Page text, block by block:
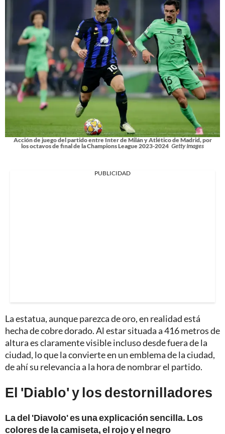
Acción de juego del partido entre Inter de Milán y Atlético de Madrid, por
los octavos de final de la Champions League 2023-2024 Getty Images
PUBLICIDAD
La estatua, aunque parezca de oro, en realidad está
hecha de cobre dorado. Al estar situada a 416 metros de
altura es claramente visible incluso desde fuera de la
ciudad, lo que la convierte en un emblema de la ciudad,
de ahí su relevancia a la hora de nombrar el partido.
El 'Diablo' y los destornilladores
La del 'Diavolo' es una explicación sencilla. Los
colores de la camiseta, el rojo y el negro